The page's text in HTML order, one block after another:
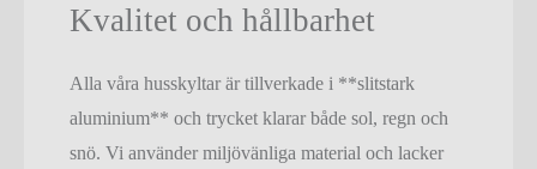
Kvalitet och hållbarhet
Alla våra husskyltar är tillverkade i **slitstark
aluminium** och trycket klarar både sol, regn och
snö. Vi använder miljövänliga material och lacker